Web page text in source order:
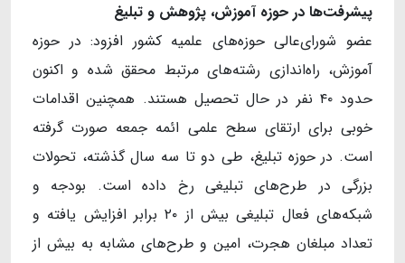
پیشرفتها در حوزه آموزش، پژوهش و تبلیغ
عضو شورای‌عالی حوزه‌های علمیه کشور افزود: در حوزه
آموزش، راه‌اندازی رشته‌های مرتبط محقق شده و اکنون
حدود ۴۰ نفر در حال تحصیل هستند. همچنین اقدامات
خوبی برای ارتقای سطح علمی ائمه جمعه صورت گرفته
است. در حوزه تبلیغ، طی دو تا سه سال گذشته، تحولات
بزرگی در طرح‌های تبلیغی رخ داده است. بودجه و
شبکه‌های فعال تبلیغی بیش از ۲۰ برابر افزایش یافته و
تعداد مبلغان هجرت، امین و طرح‌های مشابه به بیش از